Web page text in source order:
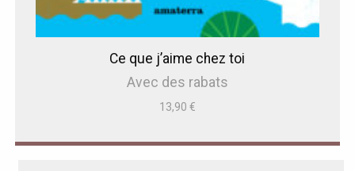
Ce que j’aime chez toi
Avec des rabats
13,90 €